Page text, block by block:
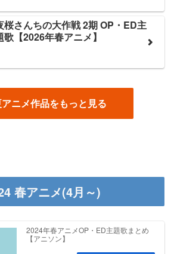
桜さんちの大作戦 2期 OP・ED主
歌【2026年春アニメ】
ニメ作品をもっと見る
春アニメ(4月～)
2024年春アニメOP・ED主題歌まとめ
【アニソン】